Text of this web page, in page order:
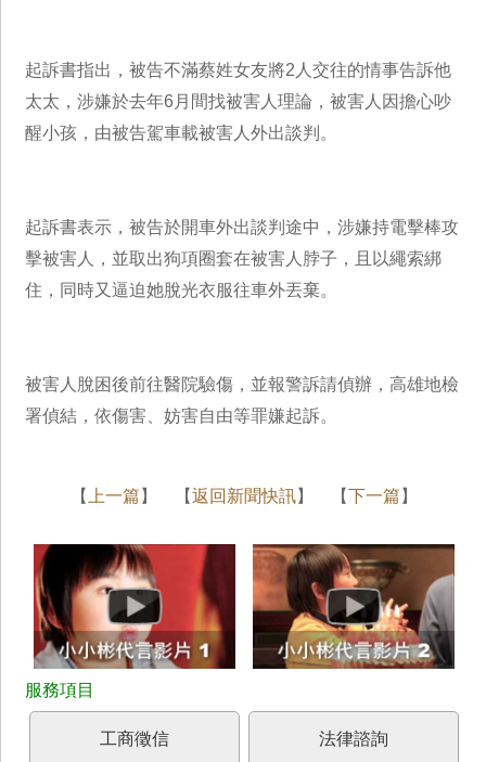
起訴書指出，被告不滿蔡姓女友將2人交往的情事告訴他
太太，涉嫌於去年6月間找被害人理論，被害人因擔心吵
醒小孩，由被告駕車載被害人外出談判。
起訴書表示，被告於開車外出談判途中，涉嫌持電擊棒攻
擊被害人，並取出狗項圈套在被害人脖子，且以繩索綁
住，同時又逼迫她脫光衣服往車外丟棄。
被害人脫困後前往醫院驗傷，並報警訴請偵辦，高雄地檢
署偵結，依傷害、妨害自由等罪嫌起訴。
【 上一篇 】 【返回新聞快訊】 【下一篇 】
工商徵信 法律諮詢